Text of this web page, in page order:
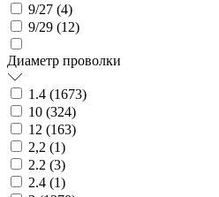
9/27 (4)
9/29 (12)
Диаметр проволки
1.4 (1673)
10 (324)
12 (163)
2,2 (1)
2.2 (3)
2.4 (1)